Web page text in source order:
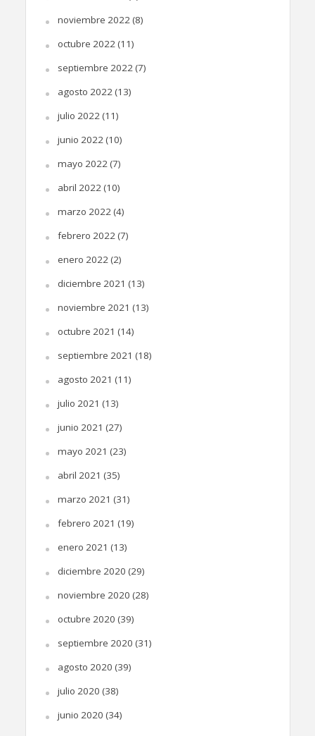
noviembre 2022(8)
octubre 2022(11)
septiembre 2022(7)
agosto 2022(13)
julio 2022(11)
junio 2022(10)
mayo 2022(7)
abril 2022(10)
marzo 2022(4)
febrero 2022(7)
enero 2022(2)
diciembre 2021 (13)
noviembre 2021 (13)
octubre 2021 (14)
septiembre 2021 (18)
agosto 2021 (11)
julio 2021 (13)
junio 2021 (27)
mayo 2021 (23)
abril 2021 (35)
marzo 2021 (31)
febrero 2021 (19)
enero 2021 (13)
diciembre 2020 (29)
noviembre 2020 (28)
octubre 2020 (39)
septiembre 2020 (31)
agosto 2020 (39)
julio 2020 (38)
junio 2020 (34)